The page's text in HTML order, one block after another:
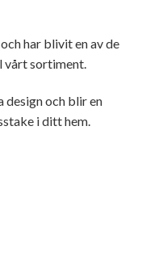
har blivit en av de
vårt sortiment.
design och blir en
i ditt hem.